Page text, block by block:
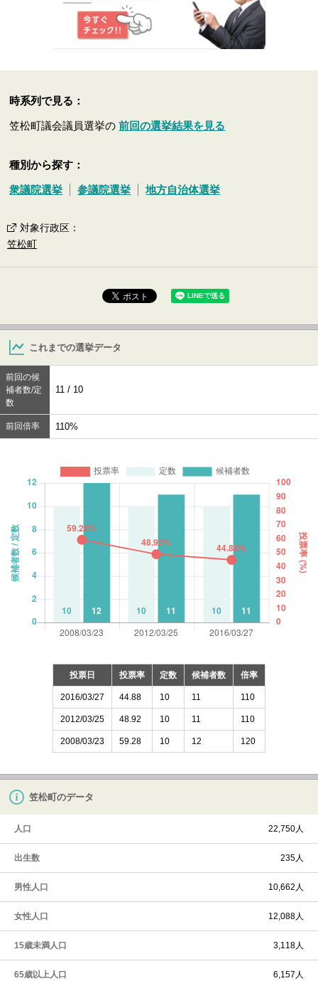
時系列で見る：
笠松町議会議員選挙の前回の選挙結果を見る
種別から探す：
衆議院選挙 参議院選挙 地方自治体選挙
対象行政区 ：
笠松町
これまでの選挙データ
前回の候
補者数/定
数
11 / 10
前回倍率 110%
投票日 投票率 定数 候補者数 倍率
2016/03/27 44.88 10 11 110
2012/03/25 48.92 10 11 110
2008/03/23 59.28 10 12 120
笠松町のデータ
人口 22,750人
出生数 235人
男性人口 10,662人
女性人口 12,088人
15歳未満人口 3,118人
65歳以上人口 6,157人